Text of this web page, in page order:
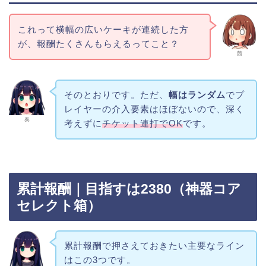
茜
これって横幅の広いケーキが連続した方
が、報酬たくさんもらえるってこと？
奏
そのとおりです。ただ、 幅はランダムでプ
レイヤーの介入要素はほぼないので、深く
考えずにチケット連打でOKです。
累計報酬｜目指すは2380（神器コア
セレクト箱）
累計報酬で押さえておきたい主要なライン
はこの3つです。